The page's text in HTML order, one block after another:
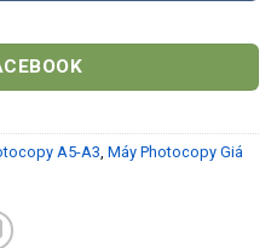
A5-A3, Máy Photocopy Giá